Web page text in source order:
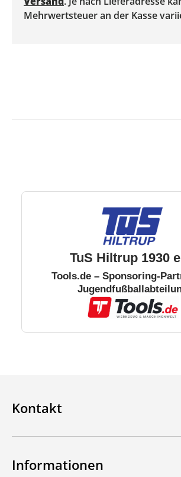
Mehrwertsteuer an der Kasse
TuS Hiltrup 1930
Tools.de – Sponsoring-
Kontakt
Informationen